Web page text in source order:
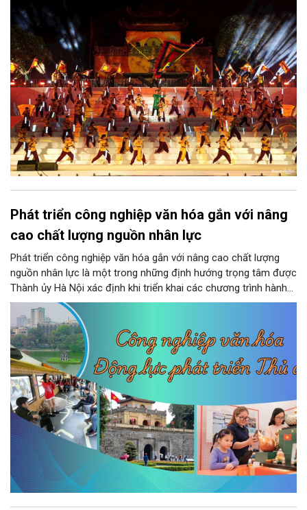
Ẩm thực mang nét đặc thù của Thủ đô.
Phát triển công nghiệp văn hóa gắn với nâng
cao chất lượng nguồn nhân lực
Phát triển công nghiệp văn hóa gắn với nâng cao chất lượng
nguồn nhân lực là một trong những định hướng trọng tâm được
Thành ủy Hà Nội xác định khi triển khai các chương trình hành
động thực hiện các nghị quyết của Bộ Chính trị về giáo dục -
đào tạo, y tế và văn hóa. Theo kết luận của đồng chí Nguyễn
Văn Phong, Phó Bí thư Thành ủy, nhiều nhiệm vụ, giải pháp đồng
bộ đã được đặt ra nhằm phát huy nguồn lực con người, khơi
dậy sức mạnh văn hóa và tạo nền tảng cho sự phát triển bền
vững của Thủ đô.